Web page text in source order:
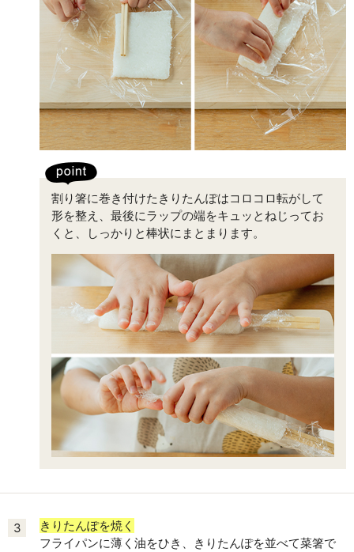
割り箸に巻き付けたきりたんぽはコロコロ転がして
形を整え、最後にラップの端をキュッとねじってお
くと、しっかりと棒状にまとまります。
3
きりたんぽを焼く
フライパンに薄く油をひき、きりたんぽを並べて菜箸で